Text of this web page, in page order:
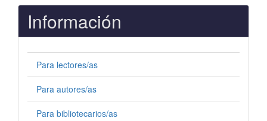
Información
Para lectores/as
Para autores/as
Para bibliotecarios/as